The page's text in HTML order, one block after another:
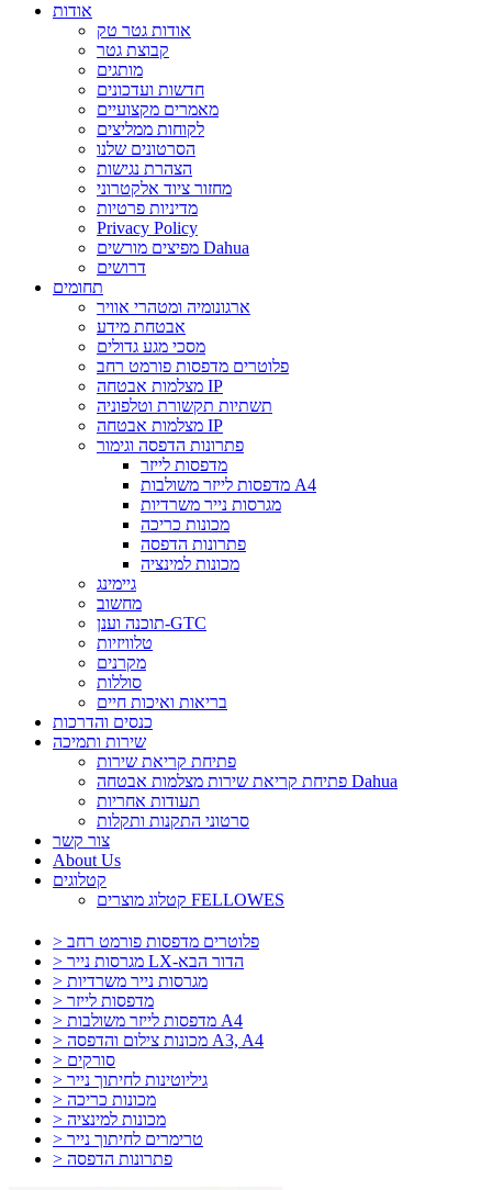
אודות
אודות גטר טק
קבוצת גטר
מותגים
חדשות ועדכונים
מאמרים מקצועיים
לקוחות ממליצים
הסרטונים שלנו
הצהרת נגישות
מחזור ציוד אלקטרוני
מדיניות פרטיות
Privacy Policy
מפיצים מורשים Dahua
דרושים
תחומים
ארגונומיה ומטהרי אוויר
אבטחת מידע
מסכי מגע גדולים
פלוטרים מדפסות פורמט רחב
מצלמות אבטחה IP
תשתיות תקשורת וטלפוניה
מצלמות אבטחה IP
פתרונות הדפסה וגימור
מדפסות לייזר
מדפסות לייזר משולבות A4
מגרסות נייר משרדיות
מכונות כריכה
פתרונות הדפסה
מכונות למינציה
גיימינג
מחשוב
תוכנה וענן-GTC
טלוויזיות
מקרנים
סוללות
בריאות ואיכות חיים
כנסים והדרכות
שירות ותמיכה
פתיחת קריאת שירות
פתיחת קריאת שירות מצלמות אבטחה Dahua
תעודות אחריות
סרטוני התקנות ותקלות
צור קשר
About Us
קטלוגים
קטלוג מוצרים FELLOWES
> פלוטרים מדפסות פורמט רחב
> מגרסות נייר LX-הדור הבא
> מגרסות נייר משרדיות
> מדפסות לייזר
> מדפסות לייזר משולבות A4
> מכונות צילום והדפסה A3, A4
> סורקים
> גיליוטינות לחיתוך נייר
> מכונות כריכה
> מכונות למינציה
> טרימרים לחיתוך נייר
> פתרונות הדפסה